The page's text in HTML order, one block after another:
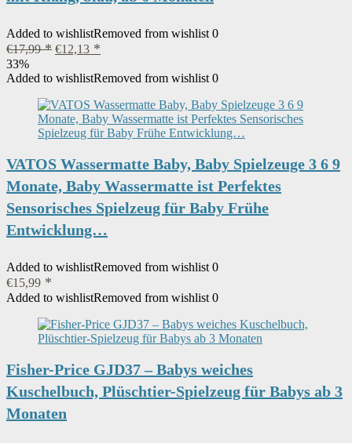
Added to wishlistRemoved from wishlist 0
€17,99
Ursprünglicher
war:
€12,13
ist:
33%
Added to wishlistRemoved from wishlist 0
VATOS Wassermatte Baby, Baby Spielzeuge 3 6 9
Monate, Baby Wassermatte ist Perfektes
Sensorisches Spielzeug für Baby Frühe
Entwicklung…
Added to wishlistRemoved from wishlist 0
€15,99
Added to wishlistRemoved from wishlist 0
Fisher-Price GJD37 – Babys weiches
Kuschelbuch, Plüschtier-Spielzeug für Babys ab 3
Monaten